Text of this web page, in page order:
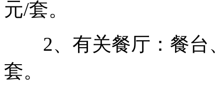
元/套。
2、有关餐厅：餐台、
套。